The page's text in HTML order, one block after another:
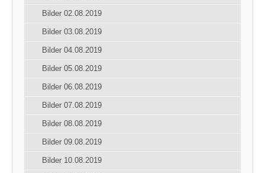
Bilder 02.08.2019
Bilder 03.08.2019
Bilder 04.08.2019
Bilder 05.08.2019
Bilder 06.08.2019
Bilder 07.08.2019
Bilder 08.08.2019
Bilder 09.08.2019
Bilder 10.08.2019